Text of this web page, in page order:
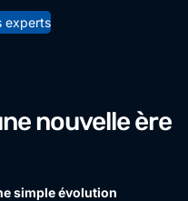
experts
nouvelle ère
simple évolution